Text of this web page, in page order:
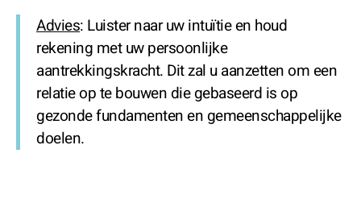
Advies: Luister naar uw intuïtie en houd
rekening met uw persoonlijke
aantrekkingskracht. Dit zal u aanzetten om een
relatie op te bouwen die gebaseerd is op
gezonde fundamenten en gemeenschappelijke
doelen.